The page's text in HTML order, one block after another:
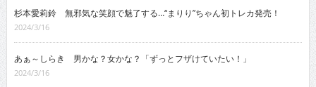
杉本愛莉鈴 無邪気な笑顔で魅了する…“まりり”ちゃん初トレカ発売！
2024/3/16
あぁ～しらき 男かな？女かな？「ずっとフザけていたい！」
2024/3/16